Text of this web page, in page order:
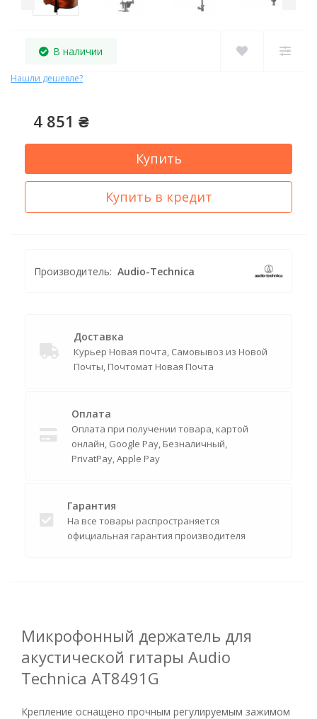
В наличии
Нашли дешевле?
4 851 ₴
Купить
Купить в кредит
Производитель: Audio-Technica
Доставка
Курьер Новая почта, Самовывоз из Новой
Почты, Почтомат Новая Почта
Оплата
Оплата при получении товара, картой
онлайн, Google Pay, Безналичный,
PrivatPay, Apple Pay
Гарантия
На все товары распространяется
официальная гарантия производителя
Микрофонный держатель для
акустической гитары Audio
Technica AT8491G
Крепление оснащено прочным регулируемым зажимом